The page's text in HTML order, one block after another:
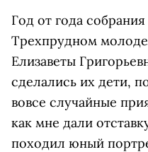
Год от года
Трехпрудном
Елизаветы
сделались их дети,
вовсе случайные
как мне дали
походил юный